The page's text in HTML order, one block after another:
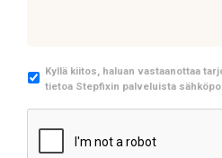
M
r
Kyllä kiitos, haluan vastaanottaa
tietoa Stepfixin palveluista